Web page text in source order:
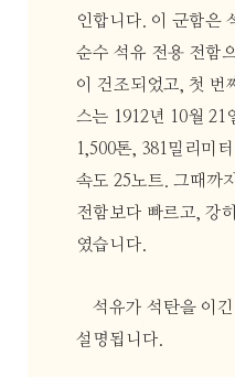
인합니다. 이 군함은
순수 석유 전용 전함
이 건조되었고, 첫 번
스는 1912년 10월 21
1,500톤, 381밀리미
속도 25노트. 그때까
전함보다 빠르고, 강
였습니다.
석유가 석탄을 이
설명됩니다.